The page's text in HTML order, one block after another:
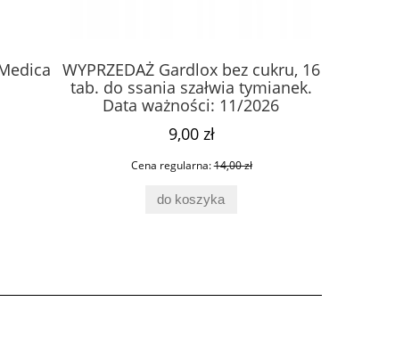
WYPRZEDAŻ Gardlox bez cukru, 16
tab. do ssania szałwia tymianek.
Data ważności: 11/2026
9,00 zł
Cena regularna:14,00 zł
do koszyka